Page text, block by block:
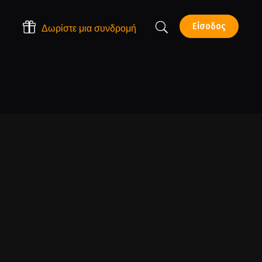
Είσοδος
Δωρίστε μια συνδρομή